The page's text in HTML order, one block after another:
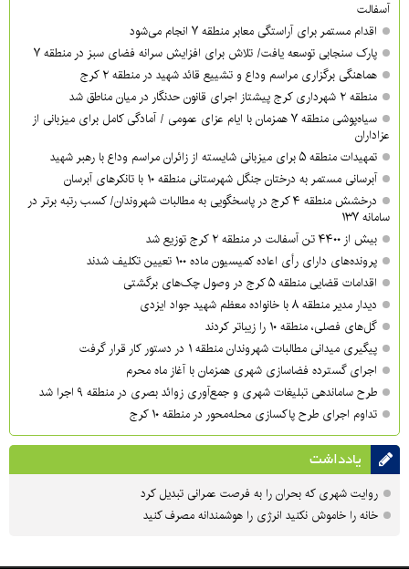
آسفالت
اقدام مستمر برای آراستگی معابر منطقه ۷ انجام می‌شود
پارک سنجابی توسعه یافت/ تلاش برای افزایش سرانه فضای سبز در منطقه ۷
هماهنگی برگزاری مراسم وداع و تشییع قائد شهید در منطقه ۲ کرج
منطقه ۲ شهرداری کرج پیشتاز اجرای قانون حدنگار در میان مناطق شد
سیاه‌پوشی منطقه ۷ همزمان با ایام عزای عمومی / آمادگی کامل برای میزبانی از
عزاداران
تمهیدات منطقه ۵ برای میزبانی شایسته از زائران مراسم وداع با رهبر شهید
آبرسانی مستمر به درختان جنگل شهرستانی منطقه ۱۰ با تانکرهای آبرسان
درخشش منطقه ۴ کرج در پاسخگویی به مطالبات شهروندان/ کسب رتبه برتر در
سامانه ۱۳۷
بیش از ۴۴۰۰ تن آسفالت در منطقه ۲ کرج توزیع شد
پرونده‌های دارای رأی اعاده کمیسیون ماده ۱۰۰ تعیین تکلیف شدند
اقدامات قضایی منطقه ۵ کرج در وصول چک‌های برگشتی
دیدار مدیر منطقه ۸ با خانواده معظم شهید جواد ایزدی
گل‌های فصلی، منطقه ۱۰ را زیباتر کردند
پیگیری میدانی مطالبات شهروندان منطقه ۱ در دستور کار قرار گرفت
اجرای گسترده فضاسازی شهری همزمان با آغاز ماه محرم
طرح ساماندهی تبلیغات شهری و جمع‌آوری زوائد بصری در منطقه ۹ اجرا شد
تداوم اجرای طرح پاکسازی محله‌محور در منطقه ۱۰ کرج
یادداشت
روایت شهری که بحران را به فرصت عمرانی تبدیل کرد
خانه را خاموش نکنید انرژی را هوشمندانه مصرف کنید